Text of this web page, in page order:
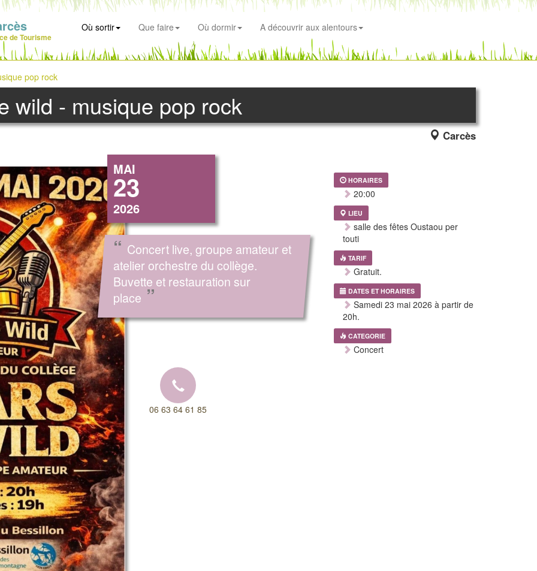
de Tourisme
Où sortir Que faire Où dormir A découvrir aux alentours
pop rock
wild - musique pop rock
Carcès
MAI
23
2026
“ Concert live, groupe amateur et
atelier orchestre du collège.
Buvette et restauration sur
place ”
HORAIRES
20:00
LIEU
salle des fêtes Oustaou per
touti
TARIF
Gratuit.
DATES ET HORAIRES
Samedi 23 mai 2026 à partir de
20h.
CATEGORIE
Concert
06 63 64 61 85